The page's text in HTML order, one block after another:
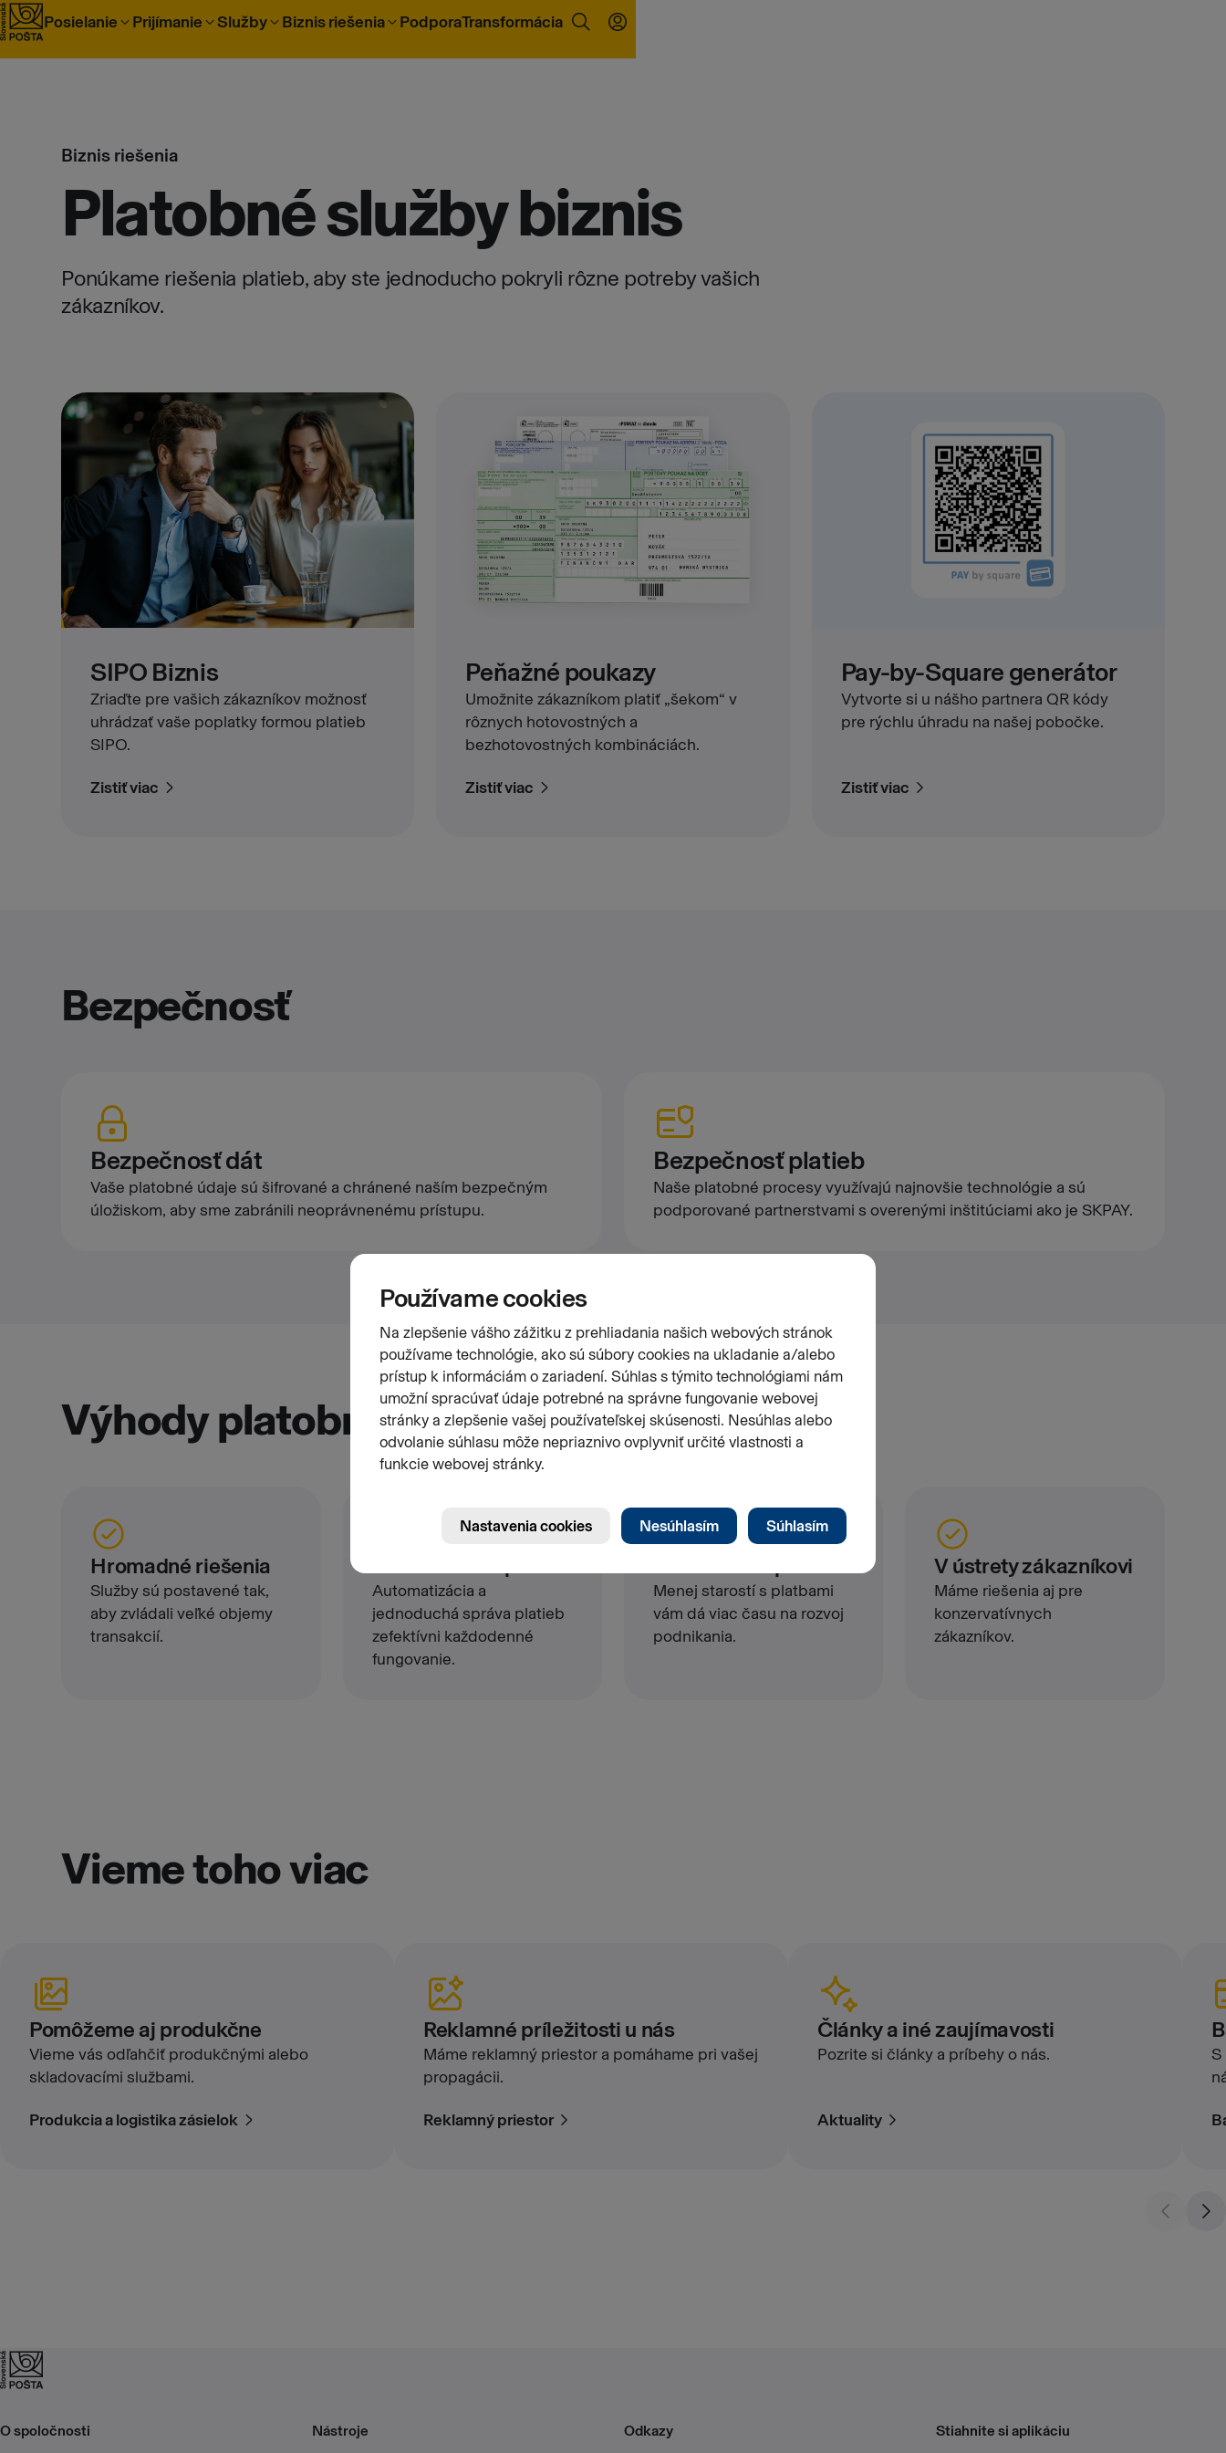
Prejsť na obsah
Posielanie Prijímanie Služby Biznis riešenia PodporaTransformácia
Biznis riešenia
Platobné služby biznis
Ponúkame riešenia platieb, aby ste jednoducho pokryli rôzne potreby vašich
zákazníkov.
SIPO Biznis
Zriaďte pre vašich zákazníkov možnosť
uhrádzať vaše poplatky formou platieb
SIPO.
Zistiť viac
Peňažné poukazy
Umožnite zákazníkom platiť „šekom“ v
rôznych hotovostných a
bezhotovostných kombináciách.
Zistiť viac
Pay-by-Square generátor
Vytvorte si u nášho partnera QR kódy
pre rýchlu úhradu na našej pobočke.
Zistiť viac
Bezpečnosť
Bezpečnosť dát
Vaše platobné údaje sú šifrované a chránené naším bezpečným
úložiskom, aby sme zabránili neoprávnenému prístupu.
Bezpečnosť platieb
Naše platobné procesy využívajú najnovšie technológie a sú
podporované partnerstvami s overenými inštitúciami ako je SKPAY.
Výhody platobných služieb
Hromadné riešenia
Služby sú postavené tak,
aby zvládali veľké objemy
transakcií.
Automatizácia a
jednoduchá správa platieb
zefektívni každodenné
fungovanie.
Menej starostí s platbami
vám dá viac času na rozvoj
podnikania.
V ústrety zákazníkovi
Máme riešenia aj pre
konzervatívnych
zákazníkov.
Vieme toho viac
Pomôžeme aj produkčne
Vieme vás odľahčiť produkčnými alebo
skladovacími službami.
Produkcia a logistika zásielok
Reklamné príležitosti u nás
Máme reklamný priestor a pomáhame pri vašej
propagácii.
Reklamný priestor
Články a iné zaujímavosti
Pozrite si články a príbehy o nás.
Aktuality
S
O spoločnosti Nástroje Odkazy Stiahnite si aplikáciu